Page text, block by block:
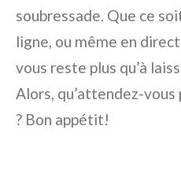
soubressade. Que ce
ligne, ou même en
vous reste plus qu’à
Alors, qu’attendez-
? Bon appétit!